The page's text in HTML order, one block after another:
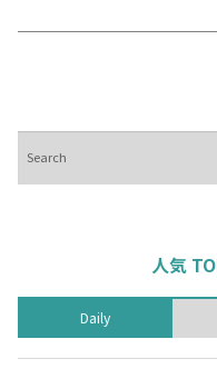
メキシコ料理
メキシコの記念日
索
人気
Daily